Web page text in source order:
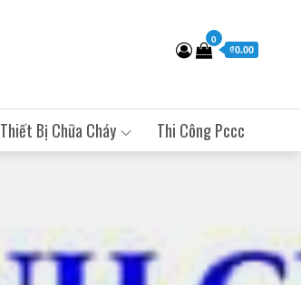
0
₫0.00
Thiết Bị Chữa Cháy Thi Công Pccc